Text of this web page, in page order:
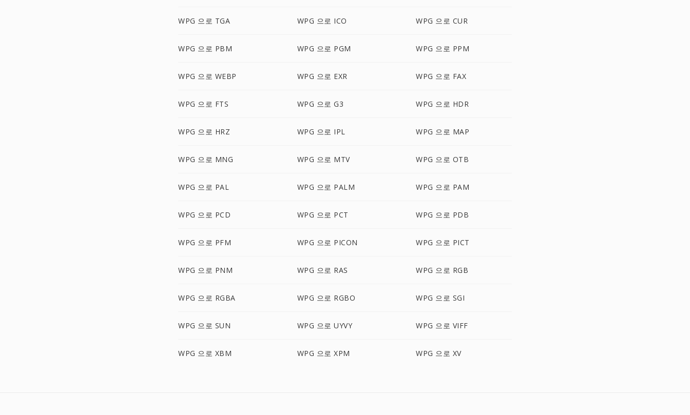
WPG 으로 TGA WPG 으로 ICO WPG 으로 CUR
WPG 으로 PBM WPG 으로 PGM WPG 으로 PPM
WPG 으로 WEBP WPG 으로 EXR WPG 으로 FAX
WPG 으로 FTS WPG 으로 G3 WPG 으로 HDR
WPG 으로 HRZ WPG 으로 IPL WPG 으로 MAP
WPG 으로 MNG WPG 으로 MTV WPG 으로 OTB
WPG 으로 PAL WPG 으로 PALM WPG 으로 PAM
WPG 으로 PCD WPG 으로 PCT WPG 으로 PDB
WPG 으로 PFM WPG 으로 PICON WPG 으로 PICT
WPG 으로 PNM WPG 으로 RAS WPG 으로 RGB
WPG 으로 RGBA WPG 으로 RGBO WPG 으로 SGI
WPG 으로 SUN WPG 으로 UYVY WPG 으로 VIFF
WPG 으로 XBM WPG 으로 XPM WPG 으로 XV